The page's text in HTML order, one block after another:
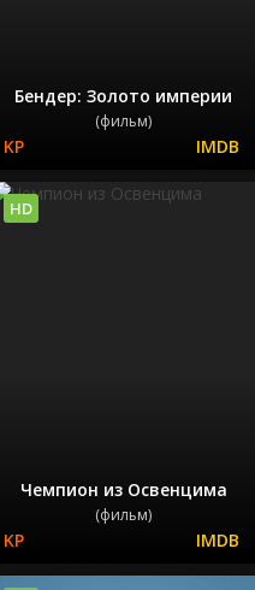
Бендер: Золото империи
(фильм)
Чемпион из Освенцима
(фильм)
HD